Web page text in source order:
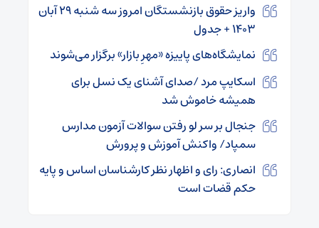
واریز حقوق بازنشستگان امروز سه شنبه ۲۹ آبان
۱۴۰۳ + جدول
نمایشگاه‌های پاییزه «مهرِ بازار» برگزار می‌شوند
اسکایپ مرد /صدای آشنای یک نسل برای
همیشه خاموش شد
جنجال بر سر لو رفتن سوالات آزمون مدارس
سمپاد/ واکنش آموزش و پرورش
انصاری: رای و اظهار نظر کارشناسان اساس و پایه
حکم قضات است